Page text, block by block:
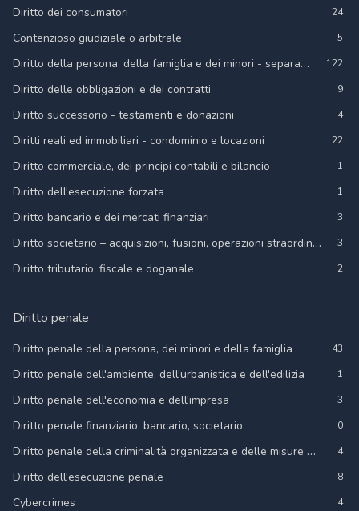
zero", bisogna prestare molta attenzione, perchè il TAEG
(tasso effettivo globale), il quale è rilevante ai fini della
determinazione delle soglie d'usura. Serve, dunque, per
valutare se le condizioni di costo delle operazioni creditizie
usurario.Per qualunque dubbio, rivolgiti ad un legale di
fiducia che possa valutare con te il contratto che intendi
stipulare, oppure che hai già sottoscritto.
Diritto dei consumatori 24
Contenzioso giudiziale o arbitrale 5
Diritto della persona, della famiglia e dei minori - separazioni, divorzi, unioni civili, adozioni 122
Diritto delle obbligazioni e dei contratti 9
Diritto successorio - testamenti e donazioni 4
Diritti reali ed immobiliari - condominio e locazioni 22
Diritto commerciale, dei principi contabili e bilancio 1
Diritto dell'esecuzione forzata 1
Diritto bancario e dei mercati finanziari 3
Diritto societario – acquisizioni, fusioni, operazioni straordinarie 3
Diritto tributario, fiscale e doganale 2
Diritto penale
Diritto penale della persona, dei minori e della famiglia 43
Diritto penale dell'ambiente, dell'urbanistica e dell'edilizia 1
Diritto penale dell'economia e dell'impresa 3
Diritto penale finanziario, bancario, societario 0
Diritto penale della criminalità organizzata e delle misure di prevenzione 4
Diritto dell'esecuzione penale 8
Cybercrimes 4